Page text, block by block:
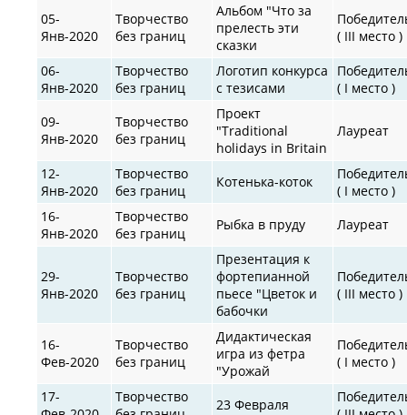
05-
Янв-2020
Творчество
без границ
Альбом "Что за
прелесть эти
сказки
( III место )
06-
Янв-2020
Творчество
без границ
Логотип конкурса
с тезисами
( I место )
09-
Янв-2020
Творчество
без границ
Проект
"Traditional
holidays in Britain
Лауреат
12-
Янв-2020
Творчество
без границ
Котенька-коток
( I место )
16-
Янв-2020
Творчество
без границ
Рыбка в пруду Лауреат
29-
Янв-2020
Творчество
без границ
Презентация к
фортепианной
пьесе "Цветок и
бабочки
( III место )
16-
Фев-2020
Творчество
без границ
Дидактическая
игра из фетра
"Урожай
( I место )
17-
Творчество
23 Февраля